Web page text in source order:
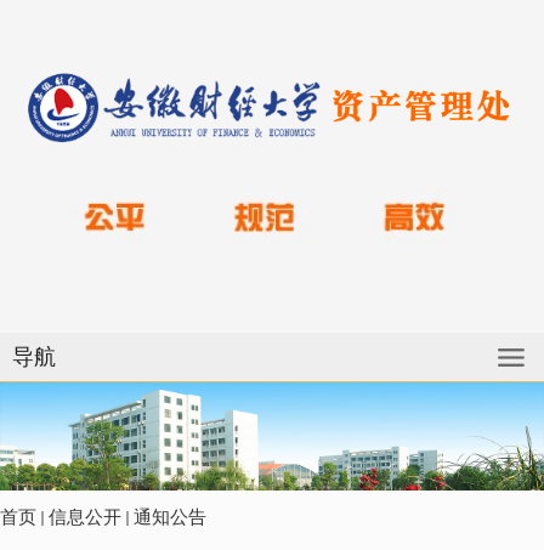
导航
首页 信息公开 通知公告